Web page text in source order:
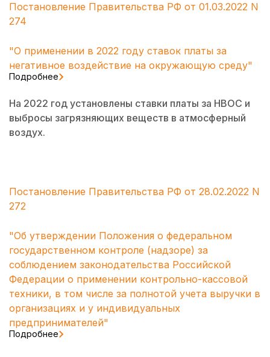
Постановление Правительства РФ от 01.03.2022 N
274
"О применении в 2022 году ставок платы за
негативное воздействие на окружающую среду"
Подробнее
На 2022 год установлены ставки платы за НВОС и
выбросы загрязняющих веществ в атмосферный
воздух.
Постановление Правительства РФ от 28.02.2022 N
272
"Об утверждении Положения о федеральном
государственном контроле (надзоре) за
соблюдением законодательства Российской
Федерации о применении контрольно-кассовой
техники, в том числе за полнотой учета выручки в
организациях и у индивидуальных
предпринимателей"
Подробнее